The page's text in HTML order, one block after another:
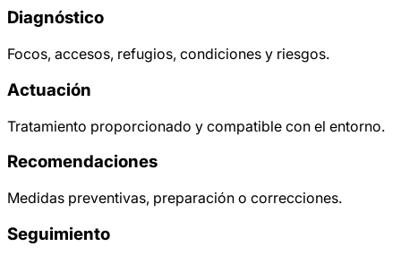
Diagnóstico
Focos, accesos, refugios, condiciones y riesgos.
Actuación
Tratamiento proporcionado y compatible con el entorno.
Recomendaciones
Medidas preventivas, preparación o correcciones.
Seguimiento